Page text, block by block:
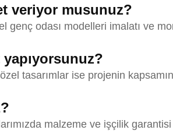
veriyor musunuz?
genç odası modelleri imalatı ve
yapıyorsunuz?
tasarımlar ise projenin
malzeme ve işçilik